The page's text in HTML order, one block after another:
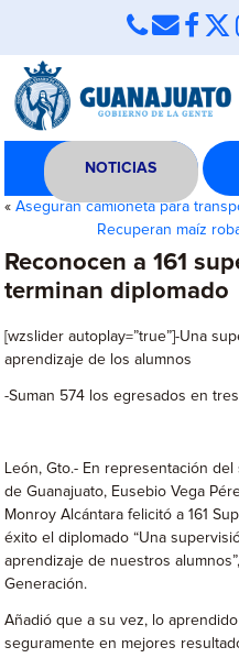
NOTICIAS
«Aseguran camioneta para
Recuperan maíz
Reconocen a 161
terminan diplomado
[wzslider autoplay=”true”]-Una
aprendizaje de los alumnos
-Suman 574 los egresados en
León, Gto.- En representación
de Guanajuato, Eusebio Vega
Monroy Alcántara felicitó a 161
éxito el diplomado “Una
aprendizaje de nuestros
Generación.
Añadió que a su vez, lo
seguramente en mejores